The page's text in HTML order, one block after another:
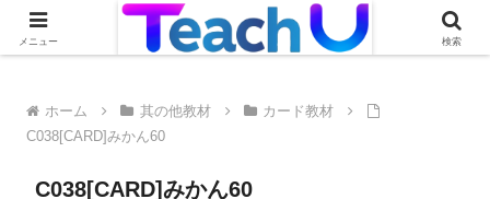
Teach Uの活用事例を絶賛募集中です！詳しくはこちらから
ホーム 其の他教材
カード教材
C038[CARD]みかん60
C038[CARD]みかん60
メニュー 検索